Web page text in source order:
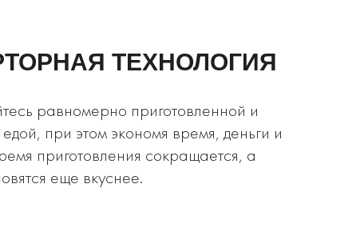
ТЕХНОЛОГИЯ
равномерно приготовленной и
при этом экономя время, деньги и
приготовления сокращается, а
еще вкуснее.